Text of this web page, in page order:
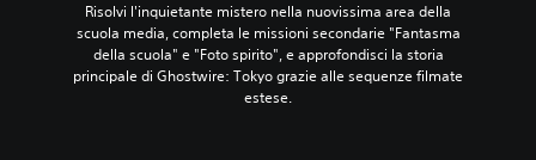
Risolvi l'inquietante mistero nella nuovissima area della
scuola media, completa le missioni secondarie "Fantasma
della scuola" e "Foto spirito", e approfondisci la storia
principale di Ghostwire: Tokyo grazie alle sequenze filmate
estese.